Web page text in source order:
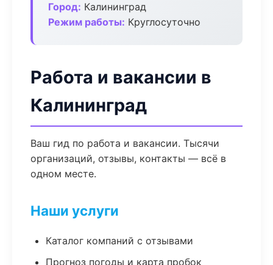
Город: Калининград
Режим работы: Круглосуточно
Работа и вакансии в
Калининград
Ваш гид по работа и вакансии. Тысячи
организаций, отзывы, контакты — всё в
одном месте.
Наши услуги
Каталог компаний с отзывами
Прогноз погоды и карта пробок